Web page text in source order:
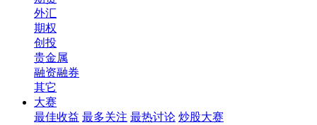
外汇
期权
创投
贵金属
融资融券
其它
大赛
最佳收益 最多关注 最热讨论 炒股大赛